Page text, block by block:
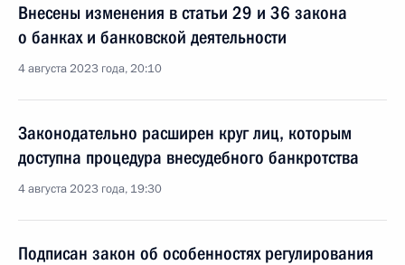
Внесены изменения в статьи 29 и 36 закона
о банках и банковской деятельности
4 августа 2023 года, 20:10
Законодательно расширен круг лиц, которым
доступна процедура внесудебного банкротства
4 августа 2023 года, 19:30
Подписан закон об особенностях регулирования